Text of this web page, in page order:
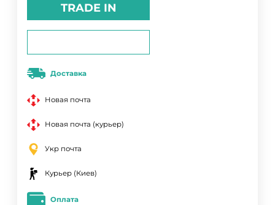
TRADE IN
Доставка
Новая почта
Новая почта (курьер)
Укр почта
Курьер (Киев)
Оплата